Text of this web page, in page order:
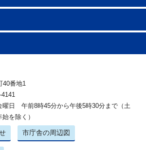
40番地1
曜日 午前8時45分から午後5時30分まで（土
を除く）
市庁舎の周辺図